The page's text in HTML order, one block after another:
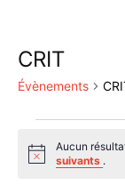
CRIT
Évènements
Notice
Aucun
suivants .